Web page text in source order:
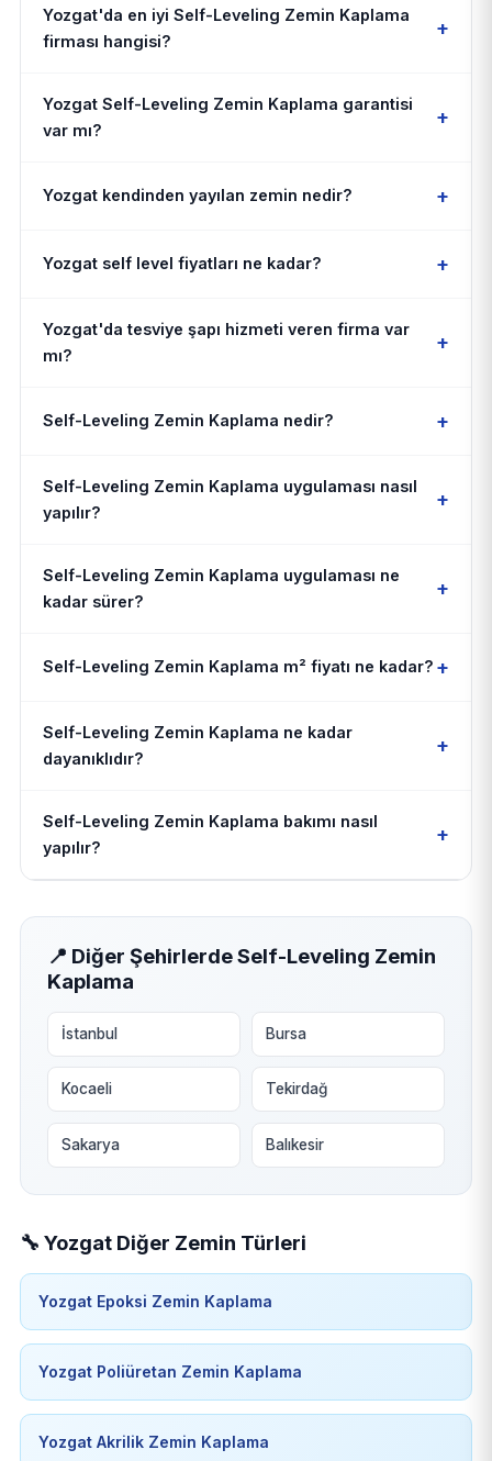
Yozgat'da en iyi Self-Leveling Zemin Kaplama
firması hangisi?
+
Yozgat Self-Leveling Zemin Kaplama garantisi
var mı?
+
Yozgat kendinden yayılan zemin nedir? +
Yozgat self level fiyatları ne kadar? +
Yozgat'da tesviye şapı hizmeti veren firma var
mı?
+
Self-Leveling Zemin Kaplama nedir? +
Self-Leveling Zemin Kaplama uygulaması nasıl
yapılır?
+
Self-Leveling Zemin Kaplama uygulaması ne
kadar sürer?
+
Self-Leveling Zemin Kaplama m² fiyatı ne kadar? +
Self-Leveling Zemin Kaplama ne kadar
dayanıklıdır?
+
Self-Leveling Zemin Kaplama bakımı nasıl
yapılır?
+
📍 Diğer Şehirlerde Self-Leveling Zemin
Kaplama
İstanbul Bursa
Kocaeli Tekirdağ
Sakarya Balıkesir
🔧 Yozgat Diğer Zemin Türleri
Yozgat Epoksi Zemin Kaplama
Yozgat Poliüretan Zemin Kaplama
Yozgat Akrilik Zemin Kaplama